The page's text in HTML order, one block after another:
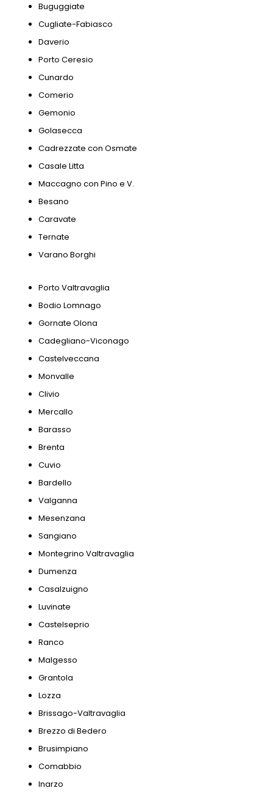
Buguggiate
Cugliate-Fabiasco
Daverio
Porto Ceresio
Cunardo
Comerio
Gemonio
Golasecca
Cadrezzate con Osmate
Casale Litta
Maccagno con Pino e V.
Besano
Caravate
Ternate
Varano Borghi
Porto Valtravaglia
Bodio Lomnago
Gornate Olona
Cadegliano-Viconago
Castelveccana
Monvalle
Clivio
Mercallo
Barasso
Brenta
Cuvio
Bardello
Valganna
Mesenzana
Sangiano
Montegrino Valtravaglia
Dumenza
Casalzuigno
Luvinate
Castelseprio
Ranco
Malgesso
Grantola
Lozza
Brissago-Valtravaglia
Brezzo di Bedero
Brusimpiano
Comabbio
Inarzo